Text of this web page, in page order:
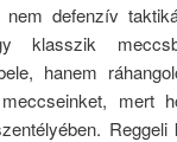
defenzív
klasszik
hanem
mert
Reggeli